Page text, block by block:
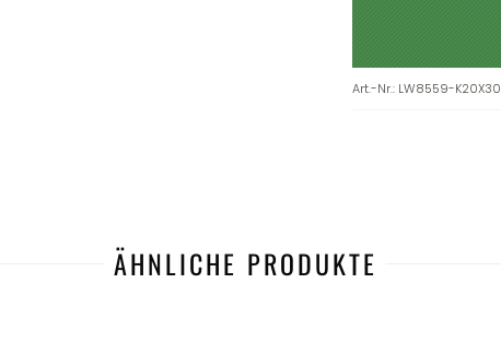
Art.-Nr.: LW8559-K20X30
ÄHNLICHE PRODUKTE